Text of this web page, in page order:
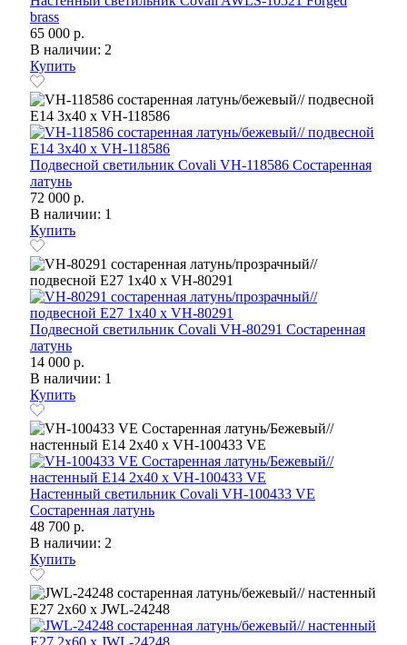
brass
65 000 р.
В наличии: 2
Купить
Подвесной светильник Covali VH-118586 Состаренная
латунь
72 000 р.
В наличии: 1
Купить
Подвесной светильник Covali VH-80291 Состаренная
латунь
14 000 р.
В наличии: 1
Купить
Настенный светильник Covali VH-100433 VE
Состаренная латунь
48 700 р.
В наличии: 2
Купить